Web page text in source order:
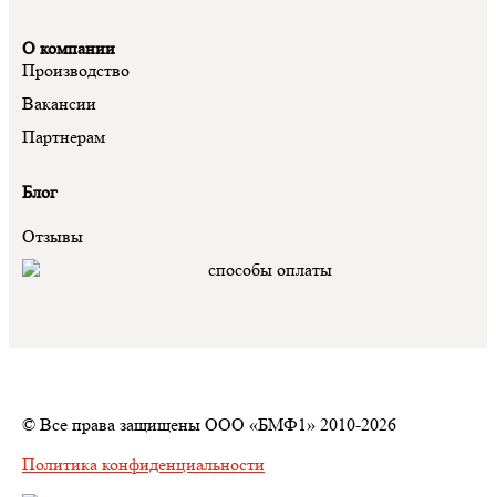
О компании
Производство
Вакансии
Партнерам
Блог
Отзывы
© Все права защищены ООО «БМФ1» 2010-2026
Политика конфиденциальности